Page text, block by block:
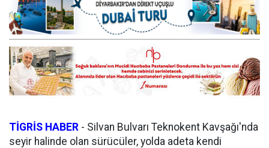
TİGRİS HABER - Silvan Bulvarı Teknokent Kavşağı'nda
seyir halinde olan sürücüler, yolda adeta kendi